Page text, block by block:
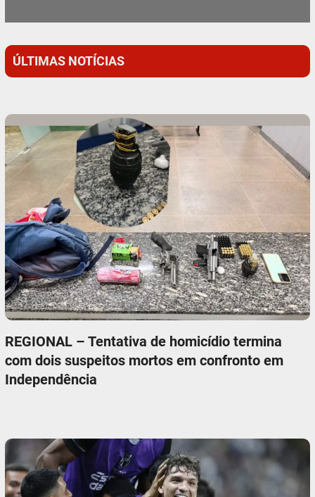
ÚLTIMAS NOTÍCIAS
REGIONAL – Tentativa de homicídio termina
com dois suspeitos mortos em confronto em
Independência